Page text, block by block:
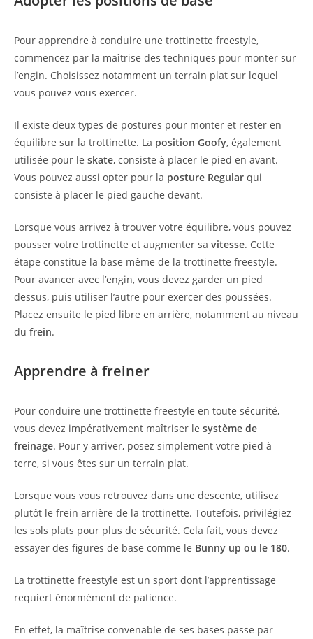
Pour apprendre à conduire une trottinette freestyle,
commencez par la maîtrise des techniques pour monter sur
l’engin. Choisissez notamment un terrain plat sur lequel
vous pouvez vous exercer.
Il existe deux types de postures pour monter et rester en
équilibre sur la trottinette. La position Goofy, également
utilisée pour le skate, consiste à placer le pied en avant.
Vous pouvez aussi opter pour la posture Regular qui
consiste à placer le pied gauche devant.
Lorsque vous arrivez à trouver votre équilibre, vous pouvez
pousser votre trottinette et augmenter sa vitesse. Cette
étape constitue la base même de la trottinette freestyle.
Pour avancer avec l’engin, vous devez garder un pied
dessus, puis utiliser l’autre pour exercer des poussées.
Placez ensuite le pied libre en arrière, notamment au niveau
du frein.
Apprendre à freiner
Pour conduire une trottinette freestyle en toute sécurité,
vous devez impérativement maîtriser le système de
freinage. Pour y arriver, posez simplement votre pied à
terre, si vous êtes sur un terrain plat.
Lorsque vous vous retrouvez dans une descente, utilisez
plutôt le frein arrière de la trottinette. Toutefois, privilégiez
les sols plats pour plus de sécurité. Cela fait, vous devez
essayer des figures de base comme le Bunny up ou le 180.
La trottinette freestyle est un sport dont l’apprentissage
requiert énormément de patience.
En effet, la maîtrise convenable de ses bases passe par